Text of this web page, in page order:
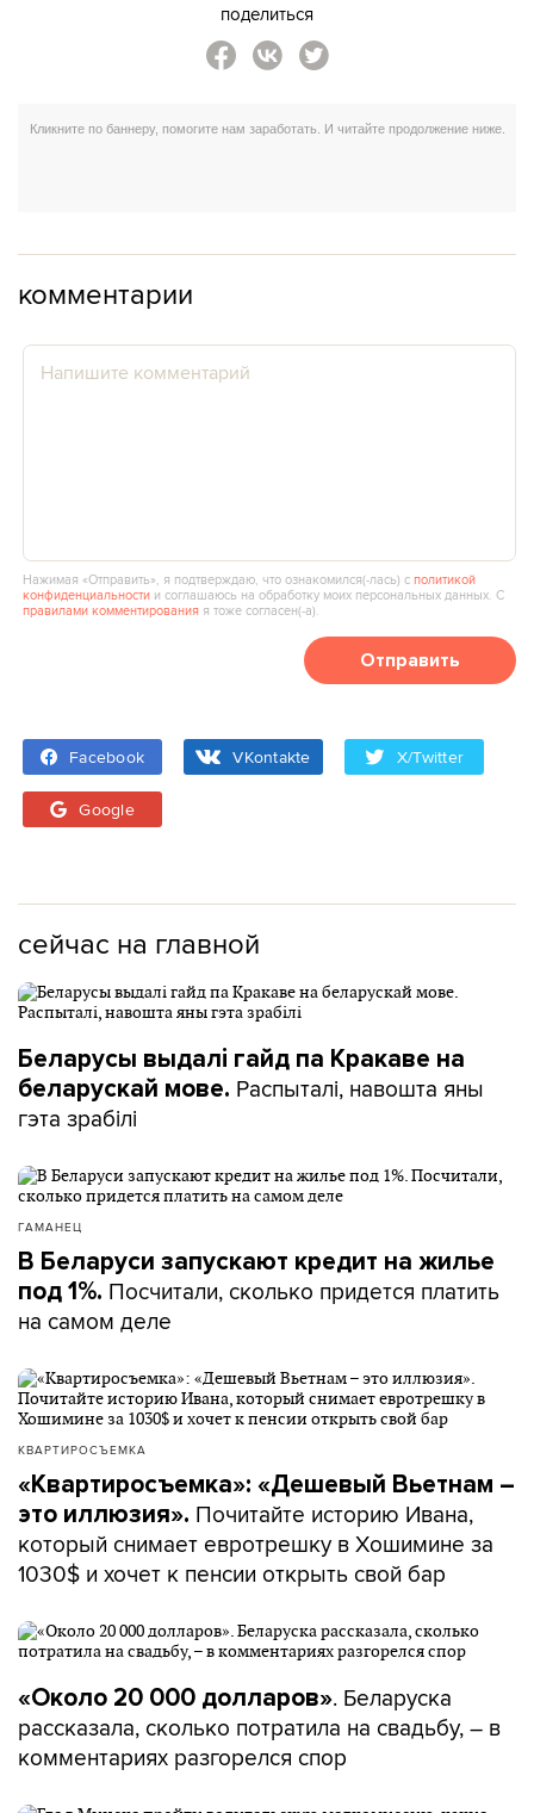
поделиться
комментарии
Нажимая «Отправить», я подтверждаю, что ознакомился(‑лась) сполитикой
конфиденциальности и соглашаюсь на обработку моих персональных данных. С
правилами комментирования я тоже согласен(‑а).
Отправить
Facebook VKontakte X/Twitter
Google
сейчас на главной
Беларусы выдалі гайд па Кракаве на
беларускай мове. Распыталі, навошта яны
гэта зрабілі
ГАМАНЕЦ
В Беларуси запускают кредит на жилье
под 1%. Посчитали, сколько придется платить
на самом деле
КВАРТИРОСЪЕМКА
«Квартиросъемка»: «Дешевый Вьетнам –
это иллюзия». Почитайте историю Ивана,
который снимает евротрешку в Хошимине за
1030$ и хочет к пенсии открыть свой бар
«Около 20 000 долларов». Беларуска
рассказала, сколько потратила на свадьбу, – в
комментариях разгорелся спор